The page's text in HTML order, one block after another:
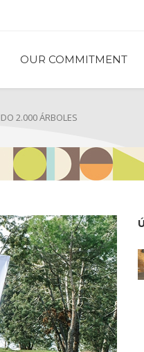
OUR COMMITMENT
2.000 ÁRBOLES